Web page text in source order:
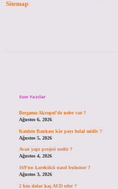
Sitemap
Son Yazılar
Bergama Akropol’de neler var ?
Ağustos 6, 2026
Katılım Bankası kâr payı helal midir ?
Ağustos 5, 2026
Avan yapı projesi nedir ?
Ağustos 4, 2026
169’un karekökü nasıl bulunur ?
Ağustos 3, 2026
2 bin dolar kaç AUD eder ?